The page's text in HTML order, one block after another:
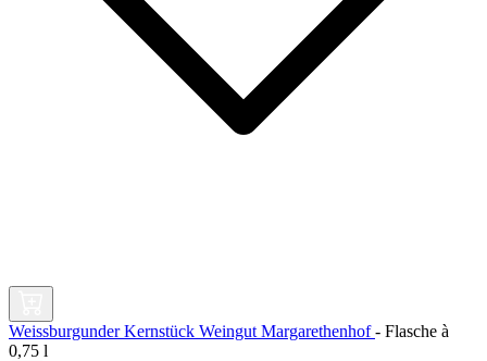
Weissburgunder Kernstück Weingut Margarethenhof- Flasche à
0,75 l